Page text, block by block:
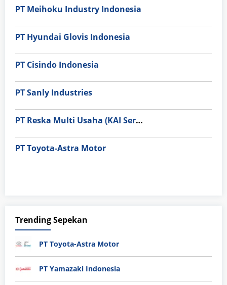
PT Meihoku Industry Indonesia
PT Hyundai Glovis Indonesia
PT Cisindo Indonesia
PT Sanly Industries
PT Reska Multi Usaha (KAI Services)
PT Toyota-Astra Motor
Trending Sepekan
PT Toyota-Astra Motor
PT Yamazaki Indonesia